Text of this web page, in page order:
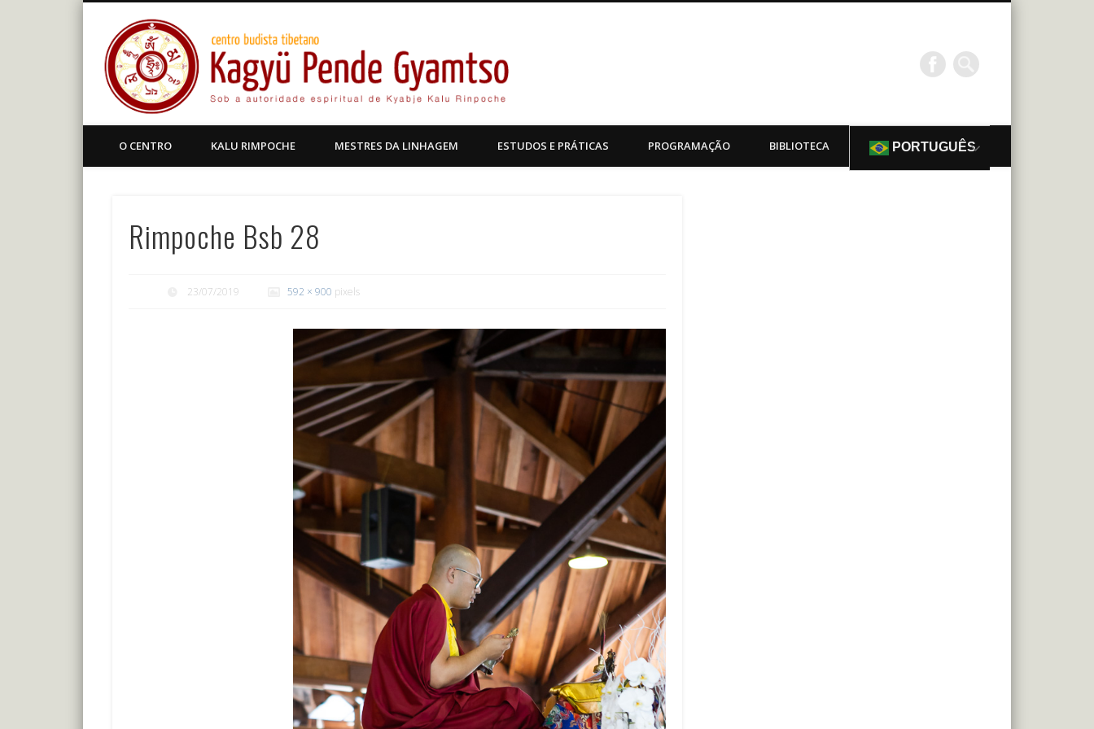
Kagyu Pende Gyamtso
Centro Budista Tibetano
Facebook
O CENTRO KALU RIMPOCHE MESTRES DA LINHAGEM ESTUDOS E PRÁTICAS PROGRAMAÇÃO BIBLIOTECA PORTUGUÊS
Rimpoche Bsb 28
23/07/2019 592 × 900 pixels